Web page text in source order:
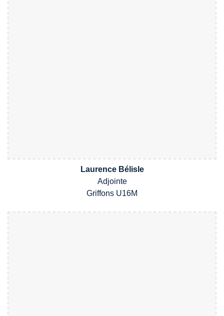
Laurence Bélisle
Adjointe
Griffons U16M